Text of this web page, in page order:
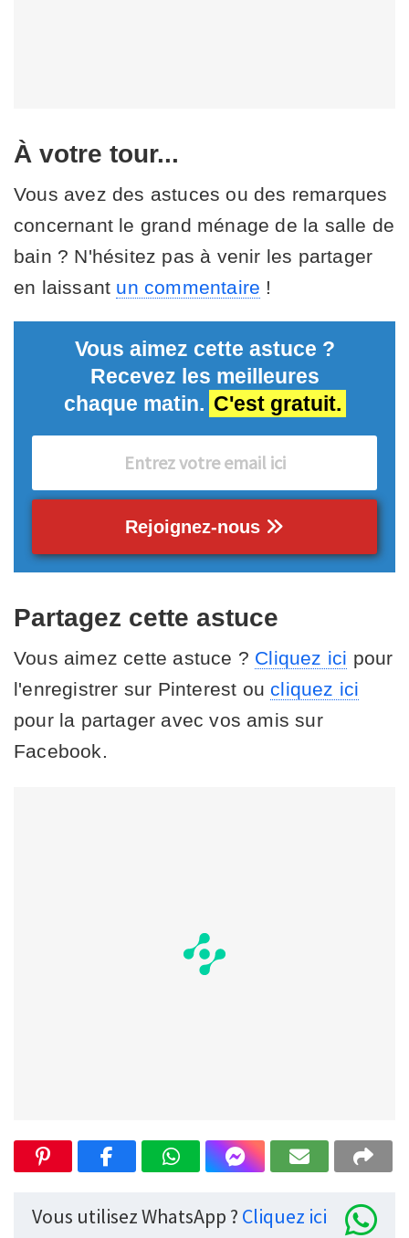
À votre tour...
Vous avez des astuces ou des remarques
concernant le grand ménage de la salle de
bain ? N'hésitez pas à venir les partager
en laissant un commentaire !
Vous aimez cette astuce ?
Recevez les meilleures
chaque matin. C'est gratuit.
Rejoignez-nous
Partagez cette astuce
Vous aimez cette astuce ? Cliquez ici pour
l'enregistrer sur Pinterest ou cliquez ici
pour la partager avec vos amis sur
Facebook.
Vous utilisez WhatsApp ? Cliquez ici